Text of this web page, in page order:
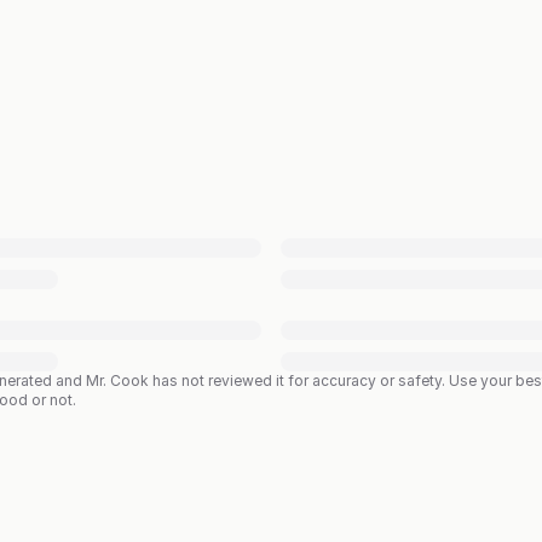
and Mr. Cook has not reviewed it for accuracy or safety. Use your
or not.